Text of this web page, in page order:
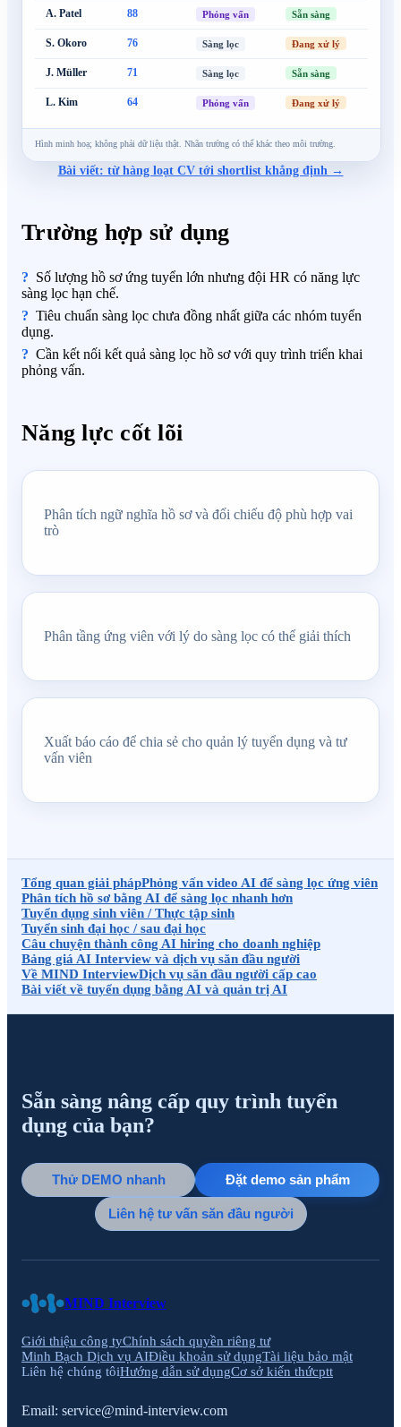
A. Patel 88 Phỏng vấn Sẵn sàng
S. Okoro 76 Sàng lọc Đang xử lý
J. Müller 71 Sàng lọc Sẵn sàng
L. Kim 64 Phỏng vấn Đang xử lý
Hình minh hoạ; không phải dữ liệu thật. Nhãn trường có thể khác theo môi trường.
Bài viết: từ hàng loạt CV tới shortlist khẳng định →
Trường hợp sử dụng
Số lượng hồ sơ ứng tuyển lớn nhưng đội HR có năng lực
sàng lọc hạn chế.
Tiêu chuẩn sàng lọc chưa đồng nhất giữa các nhóm tuyển
dụng.
Cần kết nối kết quả sàng lọc hồ sơ với quy trình triển khai
phỏng vấn.
Năng lực cốt lõi
Phân tích ngữ nghĩa hồ sơ và đối chiếu độ phù hợp vai
trò
Phân tầng ứng viên với lý do sàng lọc có thể giải thích
Xuất báo cáo để chia sẻ cho quản lý tuyển dụng và tư
vấn viên
Tổng quan giải phápPhỏng vấn video AI để sàng lọc ứng viên
Phân tích hồ sơ bằng AI để sàng lọc nhanh hơn
Tuyển dụng sinh viên / Thực tập sinh
Tuyển sinh đại học / sau đại học
Câu chuyện thành công AI hiring cho doanh nghiệp
Bảng giá AI Interview và dịch vụ săn đầu người
Về MIND InterviewDịch vụ săn đầu người cấp cao
Bài viết về tuyển dụng bằng AI và quản trị AI
Sẵn sàng nâng cấp quy trình tuyển
dụng của bạn?
Thử DEMO nhanh Đặt demo sản phẩm
Liên hệ tư vấn săn đầu người
MIND Interview
Giới thiệu công tyChính sách quyền riêng tư
Minh Bạch Dịch vụ AIĐiều khoản sử dụngTài liệu bảo mật
Liên hệ chúng tôiHướng dẫn sử dụngCơ sở kiến thứcptt
Email: service@mind-interview.com